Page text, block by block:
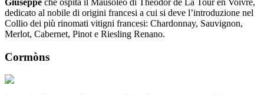
dedicato al nobile di origini francesi a cui si deve l’introduzione nel
Collio dei più rinomati vitigni francesi: Chardonnay, Sauvignon,
Merlot, Cabernet, Pinot e Riesling Renano.
Cormòns